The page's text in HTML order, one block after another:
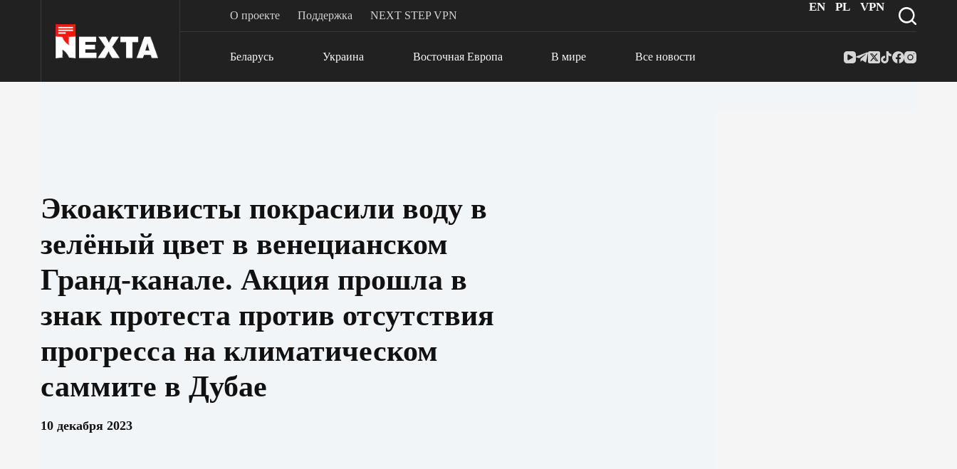
О проекте Поддержка NEXT STEP VPN
EN PL VPN
Беларусь Украина Восточная Европа В мире Все новости
Экоактивисты покрасили воду в
зелёный цвет в венецианском
Гранд-канале. Акция прошла в
знак протеста против отсутствия
прогресса на климатическом
саммите в Дубае
10 декабря 2023